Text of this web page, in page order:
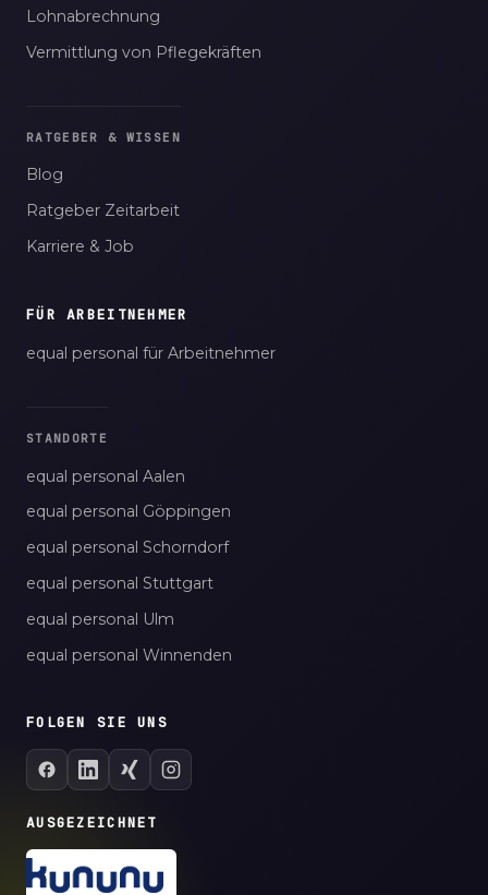
Lohnabrechnung
Vermittlung von Pflegekräften
RATGEBER & WISSEN
Blog
Ratgeber Zeitarbeit
Karriere & Job
FÜR ARBEITNEHMER
equal personal für Arbeitnehmer
STANDORTE
equal personal Aalen
equal personal Göppingen
equal personal Schorndorf
equal personal Stuttgart
equal personal Ulm
equal personal Winnenden
FOLGEN SIE UNS
AUSGEZEICHNET